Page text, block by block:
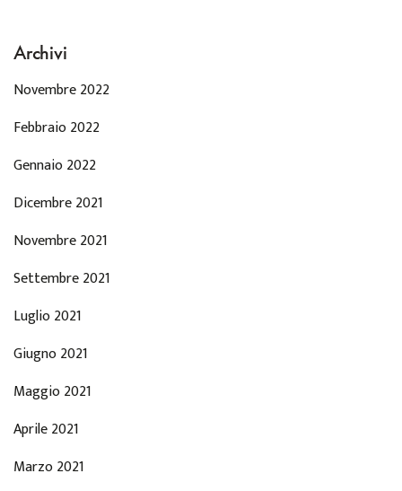
Archivi
Novembre 2022
Febbraio 2022
Gennaio 2022
Dicembre 2021
Novembre 2021
Settembre 2021
Luglio 2021
Giugno 2021
Maggio 2021
Aprile 2021
Marzo 2021